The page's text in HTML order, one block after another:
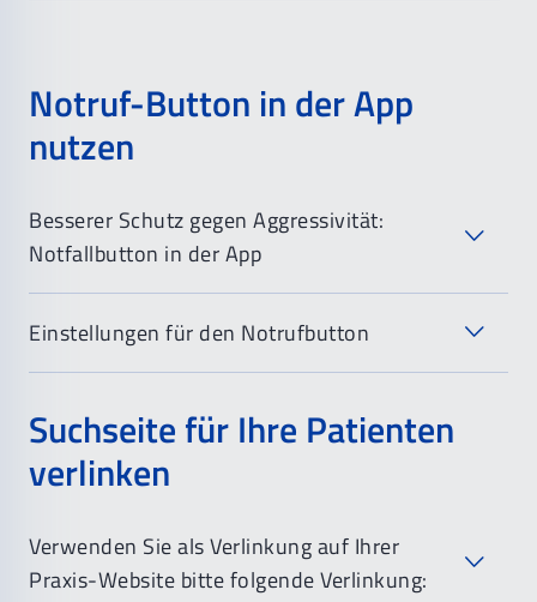
Notruf-Button in der App
nutzen
Besserer Schutz gegen Aggressivität:
Notfallbutton in der App
Notfallbutton
Einstellungen für den Notfallbutton
Einstellungen für den Notrufbutton
Über denNotfall-Buttonder Notdienst-App können
Sie, wenn Sie sich bedroht fühlen, unauffällig einen
Notruf absetzen.
die DEMedic-App bereits nutzen:
Nach der Installation der App müssen Sie diese zur
Nutzung einmalig koppeln. Dazu loggen Sie sich in
Suchseite für Ihre Patienten
verlinken
Verwenden Sie als Verlinkung auf Ihrer
Praxis-Website bitte folgende Verlinkung: